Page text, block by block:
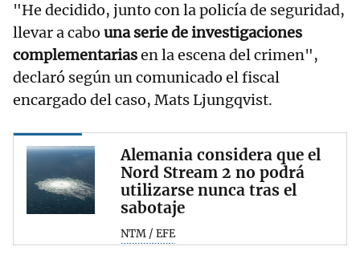
"He decidido, junto con la policía de seguridad,
llevar a cabo una serie de investigaciones
complementariasen la escena del crimen",
declaró según un comunicado el fiscal
encargado del caso, Mats Ljungqvist.
Alemania considera que el
Nord Stream 2 no podrá
utilizarse nunca tras el
sabotaje
NTM / EFE